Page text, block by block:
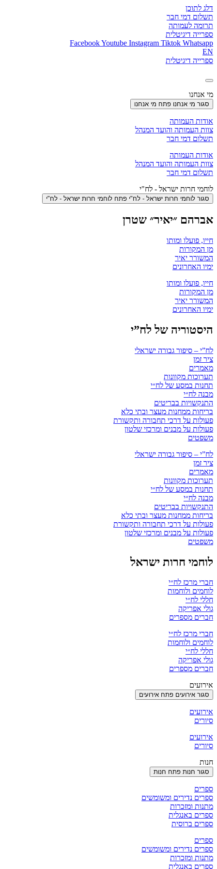
דלג לתוכן
תשלום דמי חבר
תרומה לעמותה
ספרייה דיגיטלית
FacebookYoutube Instagram Tiktok Whatsapp
EN
ספרייה דיגיטלית
מי אנחנו
סגור מי אנחנו פתח מי אנחנו
אודות העמותה
צוות העמותה והועד המנהל
תשלום דמי חבר
אודות העמותה
צוות העמותה והועד המנהל
תשלום דמי חבר
לוחמי חרות ישראל - לח"י
סגור לוחמי חרות ישראל - לח"י פתח לוחמי חרות ישראל - לח"י
אברהם ״יאיר״ שטרן
חייו, פועלו ומותו
מן המקורות
המשורר יאיר
ימיו האחרונים
חייו, פועלו ומותו
מן המקורות
המשורר יאיר
ימיו האחרונים
היסטוריה של לח”י
לח”י – סיפור גבורה ישראלי
ציר זמן
מאמרים
תערוכות מקוונות
תחנות במסע של לח״י
מבנה לח״י
התנקשויות בבריטים
בריחות ממחנות מעצר ובתי כלא
פעולות על דרכי תחבורה ותקשורת
פעולות על מבנים ומרכזי שלטון
משפטים
לח”י – סיפור גבורה ישראלי
ציר זמן
מאמרים
תערוכות מקוונות
תחנות במסע של לח״י
מבנה לח״י
התנקשויות בבריטים
בריחות ממחנות מעצר ובתי כלא
פעולות על דרכי תחבורה ותקשורת
פעולות על מבנים ומרכזי שלטון
משפטים
לוחמי חרות ישראל
חברי מרכז לח״י
לוחמים ולוחמות
חללי לח״י
גולי אפריקה
חברים מספרים
חברי מרכז לח״י
לוחמים ולוחמות
חללי לח״י
גולי אפריקה
חברים מספרים
אירועים
סגור אירועים פתח אירועים
אירועים
סיורים
אירועים
סיורים
חנות
סגור חנות פתח חנות
ספרים
ספרים נדירים ומשומשים
מתנות ומזכרות
ספרים באנגלית
ספרים ברוסית
ספרים
ספרים נדירים ומשומשים
מתנות ומזכרות
ספרים באנגלית